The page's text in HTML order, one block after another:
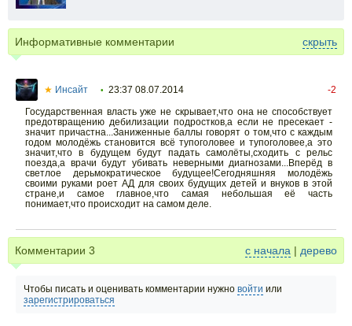
Информативные комментарии скрыть
★ Инсайт • 23:37 08.07.2014
-2
Государственная власть уже не скрывает,что она не способствует
предотвращению дебилизации подростков,а если не пресекает -
значит причастна...Заниженные баллы говорят о том,что с каждым
годом молодёжь становится всё тупоголовее и тупоголовее,а это
значит,что в будущем будут падать самолёты,сходить с рельс
поезда,а врачи будут убивать неверными диагнозами...Вперёд в
светлое дерьмократическое будущее!Сегодняшняя молодёжь
своими руками роет АД для своих будущих детей и внуков в этой
стране,и самое главное,что самая небольшая её часть
понимает,что происходит на самом деле.
Комментарии 3 с начала | дерево
Чтобы писать и оценивать комментарии нужно войти или
зарегистрироваться